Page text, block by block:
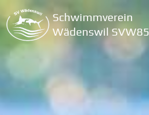
Schwimmverein
Wädenswil SVW85